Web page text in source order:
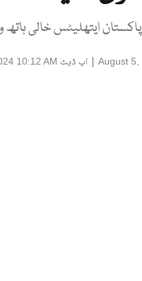
August 5,
| اپ ڈیٹ 10:12 AM